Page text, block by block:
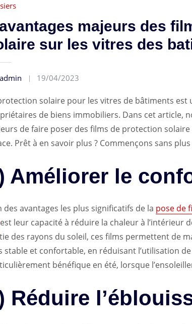
majeurs des
sur les vitres des
admin 19/04/2023
solaire pour les vitres de bâtiments
de biens immobiliers. Dans cet article,
de faire poser des films de protection
Prêt à en savoir plus ? Commençons sans
Améliorer le
des avantages les plus significatifs de la pose de
est leur capacité à réduire la chaleur à l’intérieur
des rayons du soleil, ces films permettent de
stable et confortable, en réduisant l’utilisation
bénéfique en été, lorsque
Réduire